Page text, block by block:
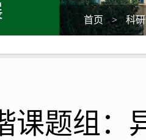
首页 > 科
课题组：